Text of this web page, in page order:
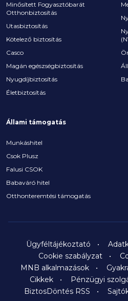
Minősített Fogyasztóbarát
Otthonbiztosítás
Utasbiztosítás
Kötelező biztosítás
Casco
Magán egészségbiztosítás
Nyugdíjbiztosítás
Életbiztosítás
Állami támogatás
Munkáshitel
Csok Plusz
Falusi CSOK
Babaváró hitel
Otthonteremtési támogatás
Ügyféltájékoztató
Cookie szabályzat
MNB alkalmazások
Cikkek
Pénzügyi
BiztosDöntés RSS